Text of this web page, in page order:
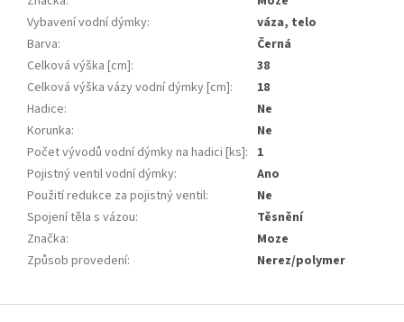
Vybavení vodní dýmky:
váza, telo
Barva:
Černá
Celková výška [cm]:
38
Celková výška vázy vodní dýmky [cm]:
18
Hadice:
Ne
Korunka:
Ne
Počet vývodů vodní dýmky na hadici [ks]: 1
Pojistný ventil vodní dýmky:
Ano
Použití redukce za pojistný ventil:
Ne
Spojení těla s vázou:
Těsnění
Značka:
Moze
Způsob provedení: Nerez/polymer